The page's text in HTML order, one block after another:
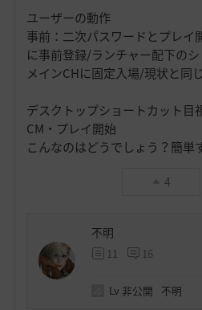
ユーザーの動作
事前：二次パスワードとプレイ
に事前登録/ランチャー配下の
メインCHに固定入場/現状と同
デスクトップショートカット目
CM・プレイ開始
こんなのはどうでしょう？簡単
4
不明
11 16
Lv 非公開 不明